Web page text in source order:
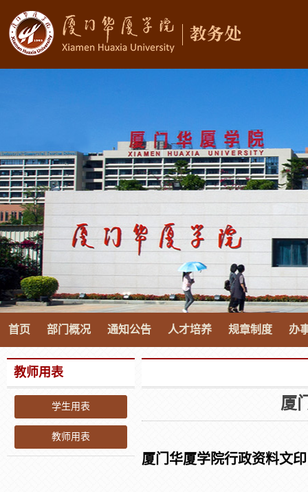
首页 部门概况 通知公告 人才培养 规章制度 办
教师用表
学生用表
教师用表
厦
厦门华厦学院行政资料文